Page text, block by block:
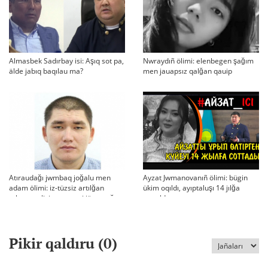
Almasbek Sadırbay isi: Aşıq sot pa,
älde jabıq baqılau ma?
Nwraydıñ ölimi: elenbegen şağım
men jauapsız qalğan qauip
Atıraudağı jwmbaq joğalu men
adam ölimi: iz-tüzsiz artılğan
otbası, policiya tergeui jäne qoğam
Ayzat Jwmanovanıñ ölimi: bügin
ükim oqıldı, ayıptaluşı 14 jılğa
sottaldı
Pikir qaldıru (0)